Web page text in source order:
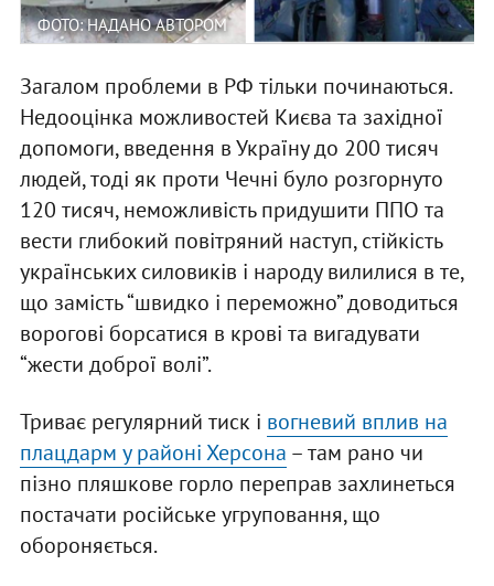
ФОТО: НАДАНО АВТОРОМ
Загалом проблеми в РФ тільки починаються.
Недооцінка можливостей Києва та західної
допомоги, введення в Україну до 200 тисяч
людей, тоді як проти Чечні було розгорнуто
120 тисяч, неможливість придушити ППО та
вести глибокий повітряний наступ, стійкість
українських силовиків і народу вилилися в те,
що замість “швидко і переможно” доводиться
ворогові борсатися в крові та вигадувати
“жести доброї волі”.
Триває регулярний тиск і вогневий вплив на
плацдарм у районі Херсона – там рано чи
пізно пляшкове горло переправ захлинеться
постачати російське угруповання, що
обороняється.